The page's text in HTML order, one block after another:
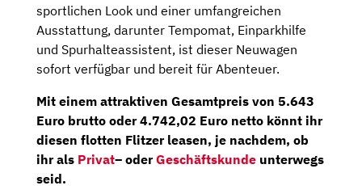
sportlichen Look und einer umfangreichen
Ausstattung, darunter Tempomat, Einparkhilfe
und Spurhalteassistent, ist dieser Neuwagen
sofort verfügbar und bereit für Abenteuer.
Mit einem attraktiven Gesamtpreis von 5.643
Euro brutto oder 4.742,02 Euro netto könnt ihr
diesen flotten Flitzer leasen, je nachdem, ob
ihr als Privat– oderGeschäftskunde unterwegs
seid.